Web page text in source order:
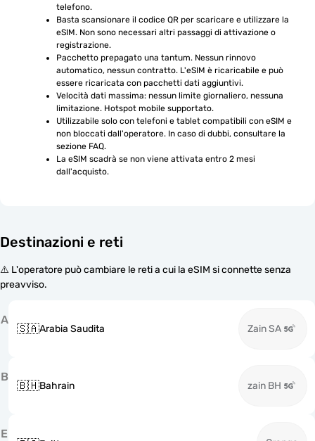
telefono.
Basta scansionare il codice QR per scaricare e utilizzare la
eSIM. Non sono necessari altri passaggi di attivazione o
registrazione.
Pacchetto prepagato una tantum. Nessun rinnovo
automatico, nessun contratto. L'eSIM è ricaricabile e può
essere ricaricata con pacchetti dati aggiuntivi.
Velocità dati massima: nessun limite giornaliero, nessuna
limitazione. Hotspot mobile supportato.
Utilizzabile solo con telefoni e tablet compatibili con eSIM e
non bloccati dall'operatore. In caso di dubbi, consultare la
sezione FAQ.
La eSIM scadrà se non viene attivata entro 2 mesi
dall'acquisto.
Destinazioni e reti
⚠️ L'operatore può cambiare le reti a cui la eSIM si connette senza
preavviso.
A
🇸🇦Arabia Saudita Zain SA
B
🇧🇭Bahrain zain BH
E